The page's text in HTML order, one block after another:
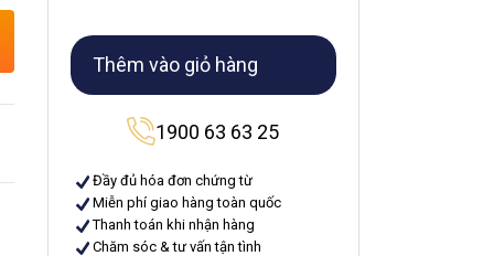
Thêm vào giỏ hàng
1900 63 63 25
Đầy đủ hóa đơn chứng từ
Miễn phí giao hàng toàn quốc
Thanh toán khi nhận hàng
Chăm sóc & tư vấn tận tình